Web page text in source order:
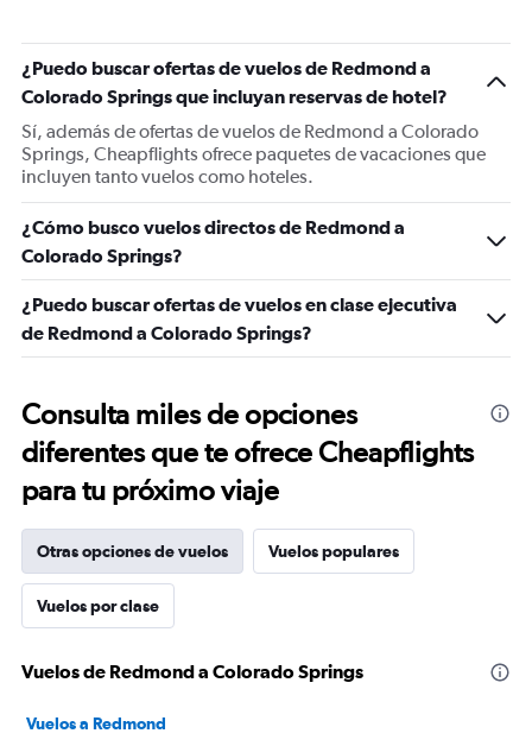
¿Puedo buscar ofertas de vuelos de Redmond a
Colorado Springs que incluyan reservas de hotel?
Sí, además de ofertas de vuelos de Redmond a Colorado
Springs, Cheapflights ofrece paquetes de vacaciones que
incluyen tanto vuelos como hoteles.
¿Cómo busco vuelos directos de Redmond a
Colorado Springs?
¿Puedo buscar ofertas de vuelos en clase ejecutiva
de Redmond a Colorado Springs?
Consulta miles de opciones
diferentes que te ofrece Cheapflights
para tu próximo viaje
Otras opciones de vuelos Vuelos populares
Vuelos por clase
Vuelos de Redmond a Colorado Springs
Vuelos a Redmond